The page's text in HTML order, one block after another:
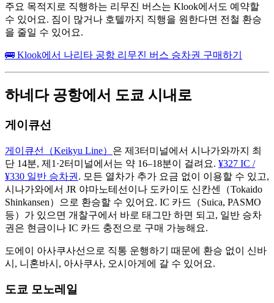
주요 목적지로 직행하는 리무진 버스는 Klook에서도 예약할
수 있어요. 짐이 많거나 호텔까지 직행을 원한다면 전철 환승
을 줄일 수 있어요.
🚌 Klook에서 나리타 공항 리무진 버스 승차권 구매하기
하네다 공항에서 도쿄 시내로
게이큐선
게이큐선（Keikyu Line） 은 제3터미널에서 시나가와까지 최
단 14분, 제1·2터미널에서는 약 16–18분이 걸려요. ¥327 IC /
¥330 일반 승차권 . 모든 열차가 추가 요금 없이 이용할 수 있고,
시나가와에서 JR 야마노테선이나 도카이도 신칸센（Tokaido
Shinkansen）으로 환승할 수 있어요. IC 카드（Suica, PASMO
등）가 있으면 개찰구에서 바로 태그만 하면 되고, 일반 승차
권은 현금이나 IC 카드 충전으로 구매 가능해요.
도에이 아사쿠사선으로 직통 운행하기 때문에 환승 없이 신바
시, 니혼바시, 아사쿠사, 오시아게에 갈 수 있어요.
도쿄 모노레일